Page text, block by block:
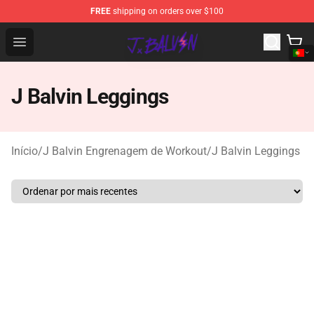
FREE shipping on orders over $100
Open menu
J Balvin Store - Official J Balvin Merchandise Shop
J Balvin Leggings
Início/J Balvin Engrenagem de Workout/J Balvin Leggings